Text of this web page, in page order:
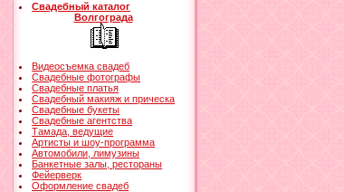
Свадебный каталог
Волгограда
Видеосъемка свадеб
Свадебные фотографы
Свадебные платья
Свадебный макияж и прическа
Свадебные букеты
Свадебные агентства
Тамада, ведущие
Артисты и шоу-программа
Автомобили, лимузины
Банкетные залы, рестораны
Фейерверк
Оформление свадеб